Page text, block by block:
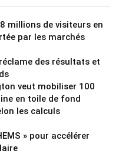
millions de visiteurs en
par les marchés
des résultats et
veut mobiliser 100
en toile de fond
les calculs
» pour accélérer